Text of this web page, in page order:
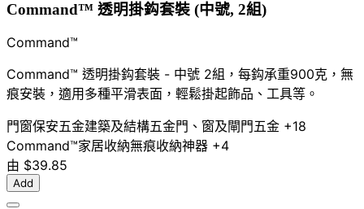
Command™ 透明掛鈎套裝 (中號, 2組)
Command™
Command™ 透明掛鈎套裝 - 中號 2組，每鈎承重900克，無
痕安裝，適用多種平滑表面，輕鬆掛起飾品、工具等。
門窗保安五金建築及結構五金門、窗及閘門五金 +18
Command™家居收納無痕收納神器 +4
由 $39.85
Add